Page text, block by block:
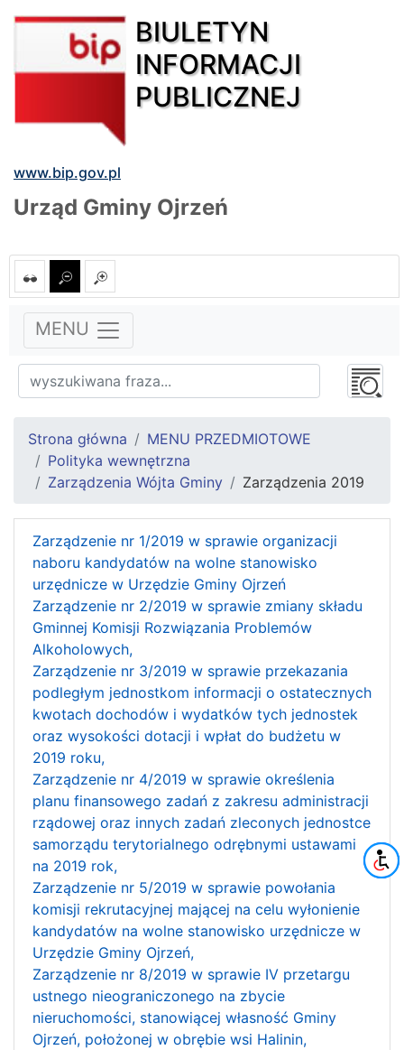
BIULETYN
INFORMACJI
PUBLICZNEJ
www.bip.gov.pl
Urząd Gminy Ojrzeń
MENU
Strona główna
MENU PRZEDMIOTOWE
Polityka wewnętrzna
Zarządzenia Wójta Gminy
Zarządzenia 2019
Zarządzenie nr 1/2019 w sprawie organizacji
naboru kandydatów na wolne stanowisko
urzędnicze w Urzędzie Gminy Ojrzeń
Zarządzenie nr 2/2019 w sprawie zmiany składu
Gminnej Komisji Rozwiązania Problemów
Alkoholowych,
Zarządzenie nr 3/2019 w sprawie przekazania
podległym jednostkom informacji o ostatecznych
kwotach dochodów i wydatków tych jednostek
oraz wysokości dotacji i wpłat do budżetu w
2019 roku,
Zarządzenie nr 4/2019 w sprawie określenia
planu finansowego zadań z zakresu administracji
rządowej oraz innych zadań zleconych jednostce
samorządu terytorialnego odrębnymi ustawami
na 2019 rok,
Zarządzenie nr 5/2019 w sprawie powołania
komisji rekrutacyjnej mającej na celu wyłonienie
kandydatów na wolne stanowisko urzędnicze w
Urzędzie Gminy Ojrzeń,
Zarządzenie nr 8/2019 w sprawie IV przetargu
ustnego nieograniczonego na zbycie
nieruchomości, stanowiącej własność Gminy
Ojrzeń, położonej w obrębie wsi Halinin,